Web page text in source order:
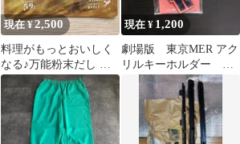
現在 ¥2,500
料理がもっとおいしく
なる♪万能粉末だし
お料理に入れるユーグ
レナ 10本入り
現在 ¥ 1,200
劇場版 東京MER アク
リルキーホルダー
NURSE DOCTOR ドク
ター